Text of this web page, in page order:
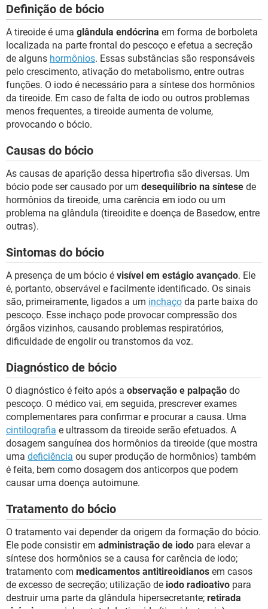
Definição de bócio
A tireoide é uma glândula endócrina em forma de borboleta
localizada na parte frontal do pescoço e efetua a secreção
de alguns hormônios. Essas substâncias são responsáveis
pelo crescimento, ativação do metabolismo, entre outras
funções. O iodo é necessário para a síntese dos hormônios
da tireoide. Em caso de falta de iodo ou outros problemas
menos frequentes, a tireoide aumenta de volume,
provocando o bócio.
Causas do bócio
As causas de aparição dessa hipertrofia são diversas. Um
bócio pode ser causado por um desequilíbrio na síntese de
hormônios da tireoide, uma carência em iodo ou um
problema na glândula (tireoidite e doença de Basedow, entre
outras).
Sintomas do bócio
A presença de um bócio é visível em estágio avançado. Ele
é, portanto, observável e facilmente identificado. Os sinais
são, primeiramente, ligados a um inchaço da parte baixa do
pescoço. Esse inchaço pode provocar compressão dos
órgãos vizinhos, causando problemas respiratórios,
dificuldade de engolir ou transtornos da voz.
Diagnóstico de bócio
O diagnóstico é feito após a observação e palpação do
pescoço. O médico vai, em seguida, prescrever exames
complementares para confirmar e procurar a causa. Uma
cintilografia e ultrassom da tireoide serão efetuados. A
dosagem sanguínea dos hormônios da tireoide (que mostra
uma deficiência ou super produção de hormônios) também
é feita, bem como dosagem dos anticorpos que podem
causar uma doença autoimune.
Tratamento do bócio
O tratamento vai depender da origem da formação do bócio.
Ele pode consistir em administração de iodo para elevar a
síntese dos hormônios se a causa for carência de iodo;
tratamento com medicamentos antitireoidianos em casos
de excesso de secreção; utilização de iodo radioativo para
destruir uma parte da glândula hipersecretante; retirada